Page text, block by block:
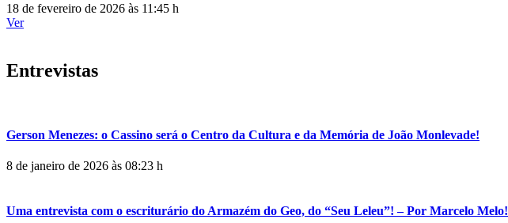
18 de fevereiro de 2026 às 11:45 h
Ver
Entrevistas
Gerson Menezes: o Cassino será o Centro da Cultura e da Memória de João Monlevade!
8 de janeiro de 2026 às 08:23 h
Uma entrevista com o escriturário do Armazém do Geo, do “Seu Leleu”! – Por Marcelo Melo!